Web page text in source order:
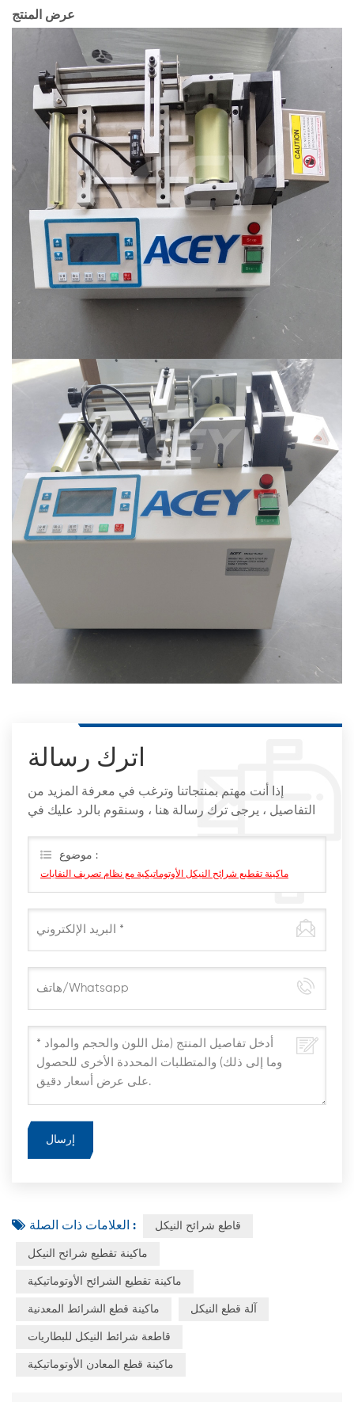
عرض المنتج
اترك رسالة
إذا أنت مهتم بمنتجاتنا وترغب في معرفة المزيد من
التفاصيل ، يرجى ترك رسالة هنا ، وسنقوم بالرد عليك في
موضوع :
ماكينة تقطيع شرائح النيكل الأوتوماتيكية مع نظام تصريف النفايات
العلامات ذات الصلة : قاطع شرائح النيكل
ماكينة تقطيع شرائح النيكل
ماكينة تقطيع الشرائح الأوتوماتيكية
ماكينة قطع الشرائط المعدنية آلة قطع النيكل
قاطعة شرائط النيكل للبطاريات
ماكينة قطع المعادن الأوتوماتيكية